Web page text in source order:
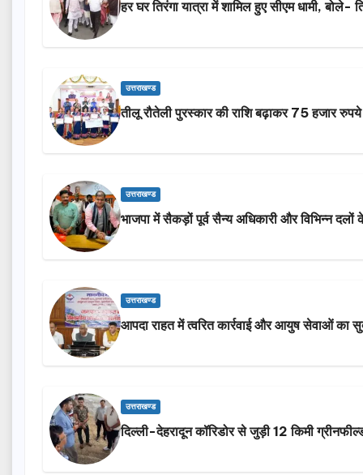
हर घर तिरंगा यात्रा में शामिल हुए सीएम धामी, बोले-
उत्तराखण्ड
तीलू रौतेली पुरस्कार की राशि बढ़ाकर 75 हजार
उत्तराखण्ड
भाजपा में सैकड़ों पूर्व सैन्य अधिकारी और विभिन्न
उत्तराखण्ड
आपदा राहत में त्वरित कार्रवाई और आयुष सेवाओं का
उत्तराखण्ड
दिल्ली-देहरादून कॉरिडोर से जुड़ी 12 किमी